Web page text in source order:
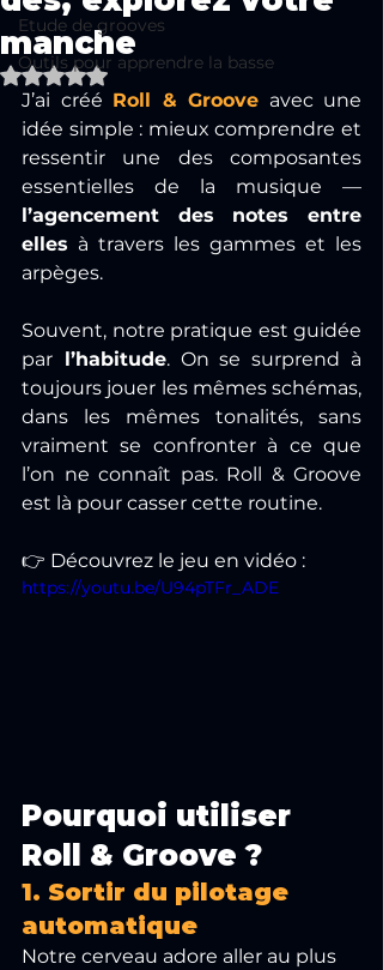
Etude de grooves
Outils pour apprendre la basse
manche
Noté NaN étoiles sur 5.
J’ai créé Roll & Groove avec une
idée simple : mieux comprendre et
ressentir une des composantes
l’agencement des notes entre
elles à travers les gammes et les
arpèges.
Souvent, notre pratique est guidée
par l’habitude. On se surprend à
toujours jouer les mêmes schémas,
dans les mêmes tonalités, sans
vraiment se confronter à ce que
l’on ne connaît pas. Roll & Groove
est là pour casser cette routine.
👉 Découvrez le jeu en vidéo :
https://youtu.be/U94pTFr_ADE
Pourquoi utiliser
Roll & Groove ?
1. Sortir du pilotage
automatique
Notre cerveau adore aller au plus